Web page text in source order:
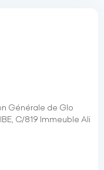
Générale de Glo
C/819 Immeuble Ali